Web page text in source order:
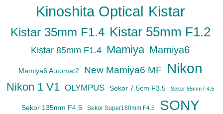
Kinoshita Optical Kistar
Kistar 35mm F1.4 Kistar 55mm F1.2
Kistar 85mm F1.4 Mamiya Mamiya6
Mamiya6 Automat2 New Mamiya6 MF Nikon
Nikon 1 V1 OLYMPUS Sekor 7.5cm F3.5 Sekor 55mm F4.5
Sekor 135mm F4.5 Sekor Super180mm F4.5 SONY